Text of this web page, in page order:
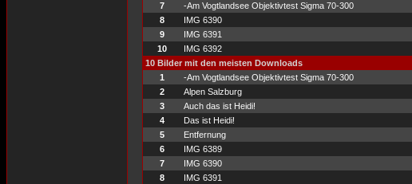
7
-Am Vogtlandsee Objektivtest Sigma 70-300
8
IMG 6390
9
IMG 6391
10
IMG 6392
10 Bilder mit den meisten Downloads
1
-Am Vogtlandsee Objektivtest Sigma 70-300
2
Alpen Salzburg
3
Auch das ist Heidi!
4
Das ist Heidi!
5
Entfernung
6
IMG 6389
7
IMG 6390
8
IMG 6391